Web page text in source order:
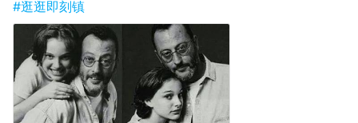
#逛逛即刻镇